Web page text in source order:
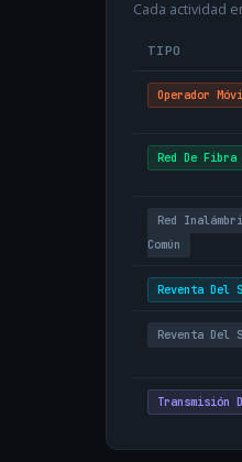
Cada actividad
TIPO
Operador
Red De
Red
Común
Reventa
Reventa Del
Transmisión